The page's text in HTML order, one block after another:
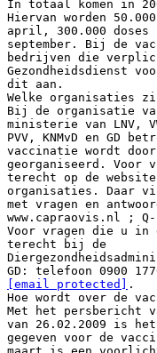
[email protected]
.
Hoe wordt over de
Met het persbericht
van 26.02.2009 is
gegeven voor de